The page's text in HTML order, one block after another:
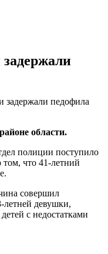
задержали педофила
области.
полиции поступило
что 41-летний
совершил
летней девушки,
с недостатками